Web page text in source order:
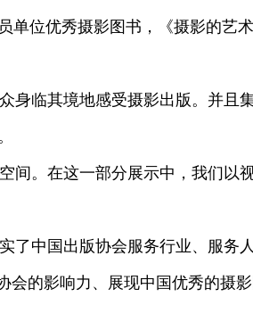
位优秀摄影图书，《摄影的艺
临其境地感受摄影出版。并且
。在这一部分展示中，我们以
中国出版协会服务行业、服务
的影响力、展现中国优秀的摄影